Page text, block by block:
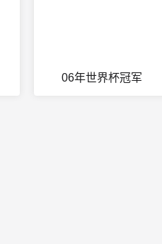
06年世界杯冠军